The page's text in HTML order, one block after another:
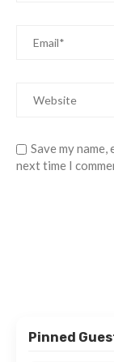
Save my
next time I
Pinned